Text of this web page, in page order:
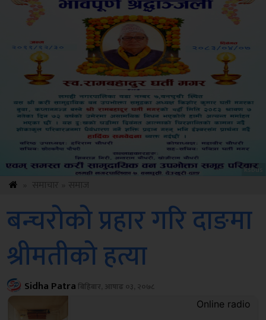
बन्चरोको प्रहार गरि दाङमा
श्रीमतीको हत्या
Sidha Patraबिहिबार, आषाढ ०३, २०७८